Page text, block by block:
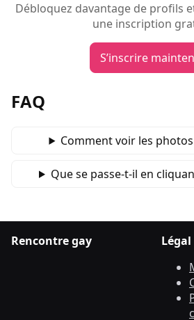
Débloquez davantage de profils
une inscription
S’inscrire
FAQ
Comment voir les
Que se passe‑t‑il en
Rencontre gay
Légal